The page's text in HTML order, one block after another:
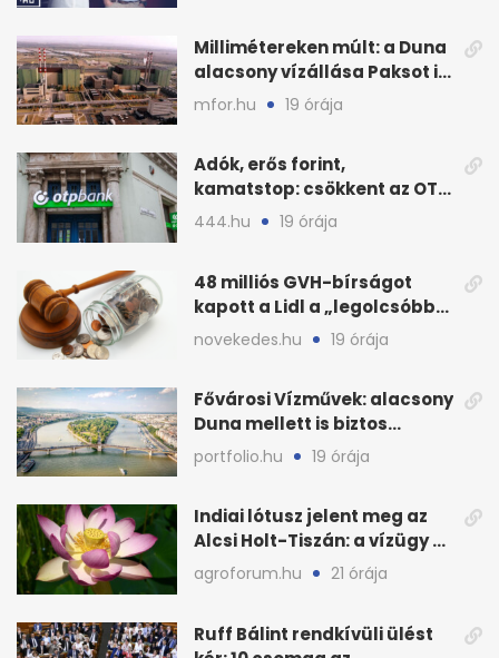
Millimétereken múlt: a Duna
alacsony vízállása Paksot is
veszélyeztette
mfor.hu 19 órája
Adók, erős forint,
kamatstop: csökkent az OTP
eredménye
444.hu 19 órája
48 milliós GVH-bírságot
kapott a Lidl a „legolcsóbb”
állítás miatt
novekedes.hu 19 órája
Fővárosi Vízművek: alacsony
Duna mellett is biztos
Budapest ivóvize
portfolio.hu 19 órája
Indiai lótusz jelent meg az
Alcsi Holt-Tiszán: a vízügy a
stégtulajdonosokat kéri
agroforum.hu 21 órája
Ruff Bálint rendkívüli ülést